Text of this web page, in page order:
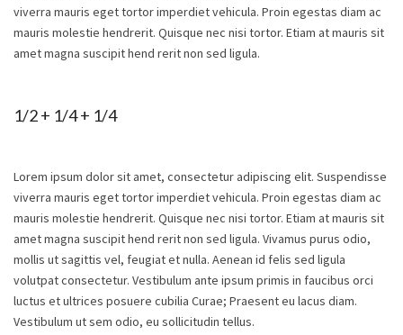
viverra mauris eget tortor imperdiet vehicula. Proin egestas diam ac
mauris molestie hendrerit. Quisque nec nisi tortor. Etiam at mauris sit
amet magna suscipit hend rerit non sed ligula.
1/2 + 1/4 + 1/4
Lorem ipsum dolor sit amet, consectetur adipiscing elit. Suspendisse
viverra mauris eget tortor imperdiet vehicula. Proin egestas diam ac
mauris molestie hendrerit. Quisque nec nisi tortor. Etiam at mauris sit
amet magna suscipit hend rerit non sed ligula. Vivamus purus odio,
mollis ut sagittis vel, feugiat et nulla. Aenean id felis sed ligula
volutpat consectetur. Vestibulum ante ipsum primis in faucibus orci
luctus et ultrices posuere cubilia Curae; Praesent eu lacus diam.
Vestibulum ut sem odio, eu sollicitudin tellus.